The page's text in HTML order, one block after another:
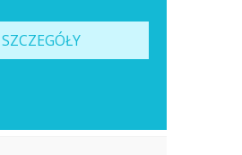
SZCZEGÓŁY